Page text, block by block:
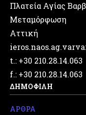
Πλατεία Αγίας
Μεταμόρφωση
Αττική
t.: +30 210.28.14.063
f.: +30 210.28.14.063
ΔΗΜΟΦΙΛΗ
ΑΡΘΡΑ